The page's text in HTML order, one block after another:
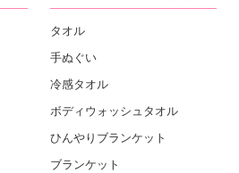
タオル
手ぬぐい
冷感タオル
ボディウォッシュタオル
ひんやりブランケット
ブランケット